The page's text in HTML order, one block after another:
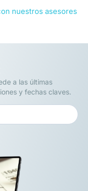
nuestros asesores
a las últimas
y fechas claves.